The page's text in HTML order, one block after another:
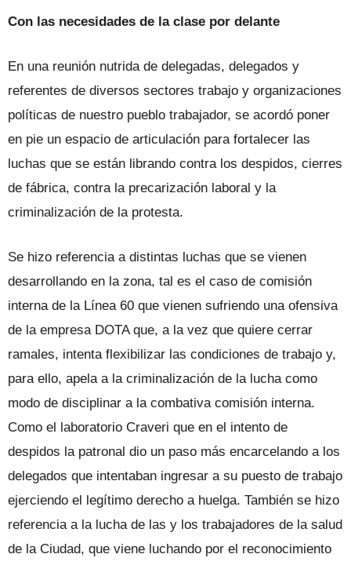
Con las necesidades de la clase por delante
En una reunión nutrida de delegadas, delegados y
referentes de diversos sectores trabajo y organizaciones
políticas de nuestro pueblo trabajador, se acordó poner
en pie un espacio de articulación para fortalecer las
luchas que se están librando contra los despidos, cierres
de fábrica, contra la precarización laboral y la
criminalización de la protesta.
Se hizo referencia a distintas luchas que se vienen
desarrollando en la zona, tal es el caso de comisión
interna de la Línea 60 que vienen sufriendo una ofensiva
de la empresa DOTA que, a la vez que quiere cerrar
ramales, intenta flexibilizar las condiciones de trabajo y,
para ello, apela a la criminalización de la lucha como
modo de disciplinar a la combativa comisión interna.
Como el laboratorio Craveri que en el intento de
despidos la patronal dio un paso más encarcelando a los
delegados que intentaban ingresar a su puesto de trabajo
ejerciendo el legítimo derecho a huelga. También se hizo
referencia a la lucha de las y los trabajadores de la salud
de la Ciudad, que viene luchando por el reconocimiento